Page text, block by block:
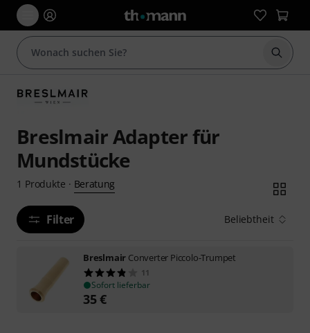
Suche
Breslmair Adapter für
Mundstücke
1 Produkte · Beratung
Filter Beliebtheit
Breslmair Converter Piccolo-Trumpet
11
Sofort lieferbar
35€